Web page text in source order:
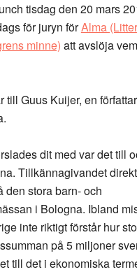
tisdag den 20 mars
för juryn förAlma
minne) att avslöja
till Guus Kuijer, en
dit med var det till
Tillkännagivandet
den stora barn- och
i Bologna. Ibland
inte riktigt förstår hur
på 5 miljoner
till det i ekonomiska